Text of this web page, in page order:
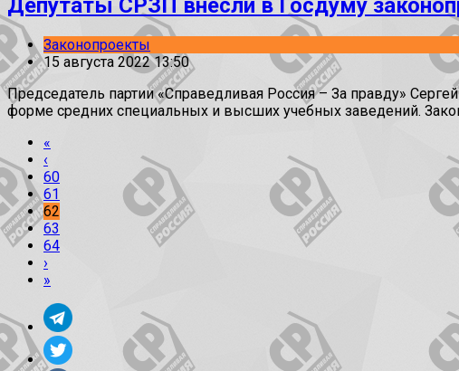
Депутаты СРЗП внесли в Госдуму
Законопроекты
15 августа 2022 13:50
Председатель партии «Справедливая Россия – За правду»
форме средних специальных и высших учебных заведений.
«
‹
60
61
62
63
64
›
»